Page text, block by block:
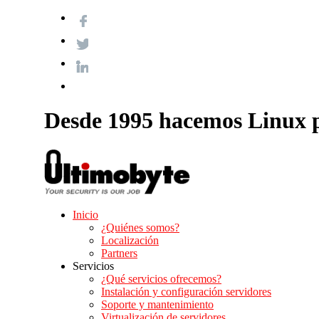
Desde 1995 hacemos Linux
Inicio
¿Quiénes somos?
Localización
Partners
Servicios
¿Qué servicios ofrecemos?
Instalación y configuración servidores
Soporte y mantenimiento